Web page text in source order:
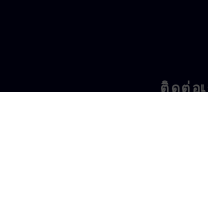
ติดต่อ